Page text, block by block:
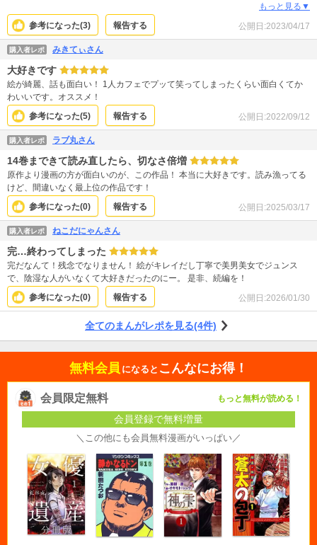
もっと見る▼
参考になった(3) 報告する 公開日:2023/04/17
購入者レポ みきてぃさん
大好きです
絵が綺麗、話も面白い！ 1人カフェでプッて笑ってしまったくらい面白くてか
わいいです。オススメ！
参考になった(5) 報告する 公開日:2022/09/12
購入者レポ ラブ丸さん
14巻まできて読み直したら、切なさ倍増
原作より漫画の方が面白いのが、この作品！ 本当に大好きです。読み漁ってる
けど、間違いなく最上位の作品です！
参考になった(0) 報告する 公開日:2025/03/17
購入者レポ ねこだにゃんさん
完…終わってしまった
完だなんて！残念でなりません！ 絵がキレイだし丁寧で美男美女でジュンス
で、陰湿な人がいなくて大好きだったのにー。 是非、続編を！
参考になった(0) 報告する 公開日:2026/01/30
全てのまんがレポを見る(4件)
無料会員 になると こんなにお得！
会員限定無料 もっと無料が読める！
会員登録で無料増量
＼この他にも会員無料漫画がいっぱい／